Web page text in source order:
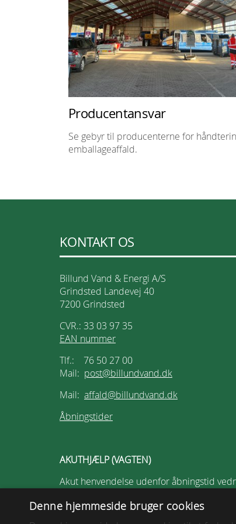
Producentansvar
Se gebyr til producenterne for
emballageaffald.
KONTAKT OS
Billund Vand & Energi A/S
Grindsted Landevej 40
7200 Grindsted
CVR.: 33 03 97 35
EAN nummer
Tlf.: 76 50 27 00
Mail: post@billundvand.dk
Mail: affald@billundvand.dk
Åbningstider
AKUTHJÆLP (VAGTEN)
Akut henvendelse udenfor åbningstid
drikkevand.
Denne hjemmeside bruger cookies